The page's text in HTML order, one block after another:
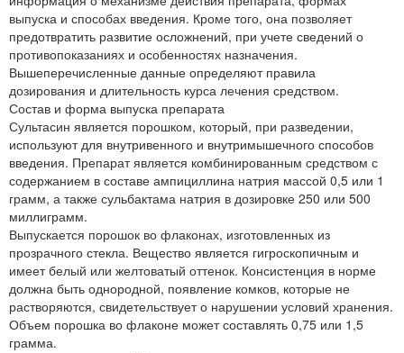
выпуска и способах введения. Кроме того, она позволяет
предотвратить развитие осложнений, при учете сведений о
противопоказаниях и особенностях назначения.
Вышеперечисленные данные определяют правила
дозирования и длительность курса лечения средством.
Состав и форма выпуска препарата
Сультасин является порошком, который, при разведении,
используют для внутривенного и внутримышечного способов
введения. Препарат является комбинированным средством с
содержанием в составе ампициллина натрия массой 0,5 или 1
грамм, а также сульбактама натрия в дозировке 250 или 500
миллиграмм.
Выпускается порошок во флаконах, изготовленных из
прозрачного стекла. Вещество является гигроскопичным и
имеет белый или желтоватый оттенок. Консистенция в норме
должна быть однородной, появление комков, которые не
растворяются, свидетельствует о нарушении условий хранения.
Объем порошка во флаконе может составлять 0,75 или 1,5
грамма.